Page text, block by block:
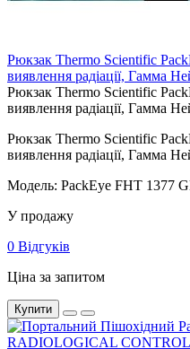
Рюкзак Thermo Scientific
виявлення радіації, Гамма
Рюкзак Thermo Scientific
виявлення радіації, Гамма
Рюкзак Thermo Scientific
виявлення радіації, Гамма
Модель: PackEye FHT 1377
У продажу
0 Відгуків
Ціна за запитом
Купити